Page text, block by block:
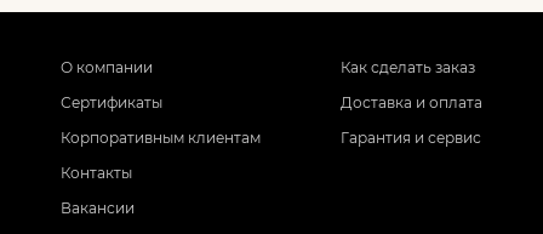
О компании
Сертификаты
Корпоративным клиентам
Контакты
Вакансии
Как сделать заказ
Доставка и оплата
Гарантия и сервис